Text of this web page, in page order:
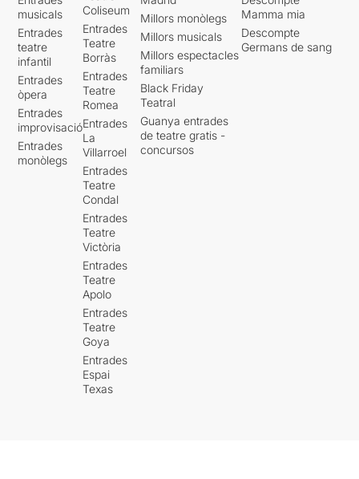
musicals
Entrades
teatre
infantil
Entrades
òpera
Entrades
improvisació
Entrades
monòlegs
Coliseum
Entrades
Teatre
Borràs
Entrades
Teatre
Romea
Entrades
La
Villarroel
Entrades
Teatre
Condal
Entrades
Teatre
Victòria
Entrades
Teatre
Apolo
Entrades
Teatre
Goya
Entrades
Espai
Texas
Millors monòlegs
Millors musicals
Millors espectacles
familiars
Black Friday
Teatral
Guanya entrades
de teatre gratis -
concursos
Mamma mia
Descompte
Germans de sang